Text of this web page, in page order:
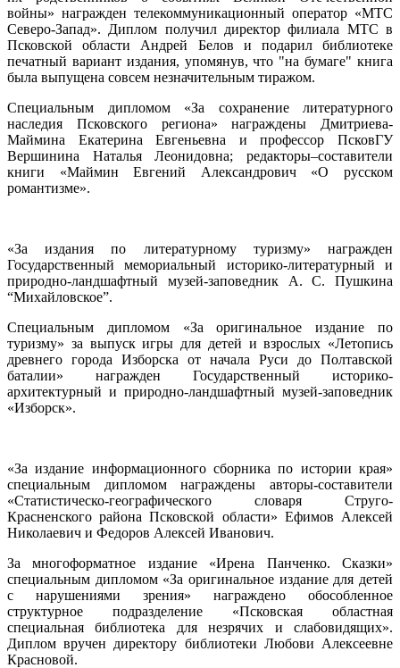
войны» награжден телекоммуникационный оператор «МТС
Северо-Запад». Диплом получил директор филиала МТС в
Псковской области Андрей Белов и подарил библиотеке
печатный вариант издания, упомянув, что "на бумаге" книга
была выпущена совсем незначительным тиражом.
Специальным дипломом «За сохранение литературного
наследия Псковского региона» награждены Дмитриева-
Маймина Екатерина Евгеньевна и профессор ПсковГУ
Вершинина Наталья Леонидовна; редакторы–составители
книги «Маймин Евгений Александрович «О русском
романтизме».
«За издания по литературному туризму» награжден
Государственный мемориальный историко-литературный и
природно-ландшафтный музей-заповедник А. С. Пушкина
“Михайловское”.
Специальным дипломом «За оригинальное издание по
туризму» за выпуск игры для детей и взрослых «Летопись
древнего города Изборска от начала Руси до Полтавской
баталии» награжден Государственный историко-
архитектурный и природно-ландшафтный музей-заповедник
«Изборск».
«За издание информационного сборника по истории края»
специальным дипломом награждены авторы-составители
«Статистическо-географического словаря Струго-
Красненского района Псковской области» Ефимов Алексей
Николаевич и Федоров Алексей Иванович.
За многоформатное издание «Ирена Панченко. Сказки»
специальным дипломом «За оригинальное издание для детей
с нарушениями зрения» награждено обособленное
структурное подразделение «Псковская областная
специальная библиотека для незрячих и слабовидящих».
Диплом вручен директору библиотеки Любови Алексеевне
Красновой.